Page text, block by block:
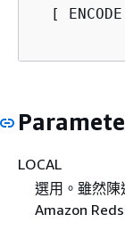
[ ENCODE
LOCAL
選用。雖然
Amazon